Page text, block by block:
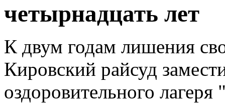
четырнадцать лет
К двум годам лишения
Кировский райсуд
оздоровительного